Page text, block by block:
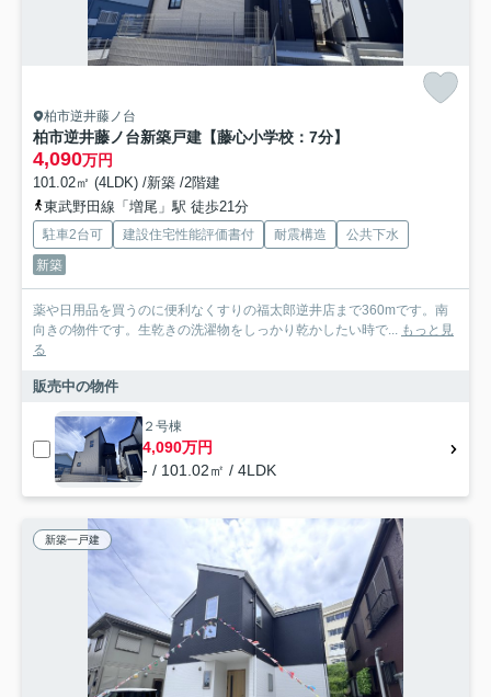
柏市逆井藤ノ台
柏市逆井藤ノ台新築戸建【藤心小学校：7分】
4,090万円
101.02㎡ (4LDK) /新築 /2階建
東武野田線「増尾」駅 徒歩21分
駐車2台可 建設住宅性能評価書付 耐震構造
公共下水
新築
薬や日用品を買うのに便利なくすりの福太郎逆井店まで360mです。南
向きの物件です。生乾きの洗濯物をしっかり乾かしたい時で... もっと見
る
販売中の物件
２号棟
4,090万円
- / 101.02㎡ / 4LDK
新築一戸建